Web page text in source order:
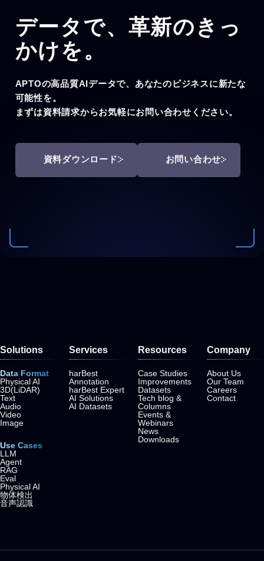
データで、 革新のきっ
かけを。
APTOの高品質AIデータで、あなたのビジネスに新たな
可能性を。
まずは資料請求からお気軽にお問い合わせください。
資料ダウンロード お問い合わせ
Solutions
Data Format
Physical AI
3D(LiDAR)
Text
Audio
Video
Image
Use Cases
LLM
Agent
RAG
Eval
Physical AI
物体検出
音声認識
Services
harBest
Annotation
harBest Expert
AI Solutions
AI Datasets
Resources
Case Studies
Improvements
Datasets
Tech blog &
Columns
Events &
Webinars
News
Downloads
Company
About Us
Our Team
Careers
Contact